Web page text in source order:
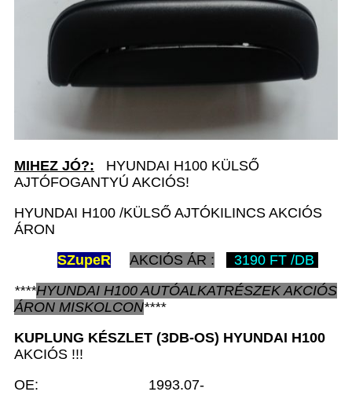
MIHEZ JÓ?: HYUNDAI H100 KÜLSŐ
AJTÓFOGANTYÚ AKCIÓS!
HYUNDAI H100 /KÜLSŐ AJTÓKILINCS AKCIÓS
ÁRON
SZupeR AKCIÓS ÁR :
3190 FT /DB
****HYUNDAI H100AUTÓALKATRÉSZEKAKCIÓS
ÁRON MISKOLCON****
KUPLUNG KÉSZLET (3DB-OS) HYUNDAI H100
AKCIÓS !!!
OE: 1993.07-